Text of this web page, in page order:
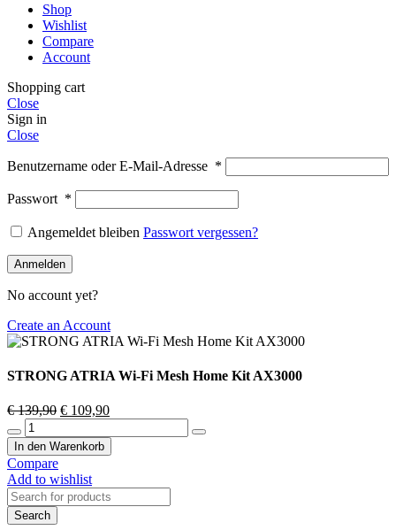
Shop
Wishlist
Compare
Account
Shopping cart
Close
Sign in
Close
Benutzername oder E-Mail-Adresse *
Passwort *
Angemeldet bleiben Passwort vergessen?
Anmelden
No account yet?
Create an Account
STRONG ATRIA Wi-Fi Mesh Home Kit AX3000
€139,90 Ursprünglicher
war:
€ 139,90
€ 109,90Aktueller
ist:
€ 109,90.
STRONG
ATRIA
Wi-
Fi
Mesh
Home
Kit
In den Warenkorb
Compare
Add to wishlist
Search